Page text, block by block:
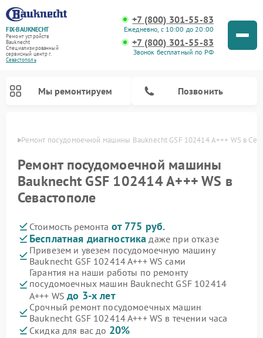
FIX-BAUKNECHT
Ремонт устройств
Bauknecht
Специализированный
cервисный центр г.
Севастополь
+7 (800) 301-55-83
Ежедневно, с 10:00 до 20:00
+7 (800) 301-55-83
Звонок бесплатный по РФ
Мы ремонтируем Позвонить
Ремонт посудомоечной машины Bauknecht GSF 102414 A+++ WS в
Ремонт посудомоечной машины
Bauknecht GSF 102414 A+++ WS в
Севастополе
Стоимость ремонта от 775 руб.
Бесплатная диагностика даже при отказе
Привезем и увезем посудомоечную машину
Bauknecht GSF 102414 A+++ WS сами
Гарантия на наши работы по ремонту
посудомоечных машин Bauknecht GSF 102414
A+++ WSдо 3-х лет
Срочный ремонт посудомоечных машин
Bauknecht GSF 102414 A+++ WS в течении часа
Скидка для вас до 20%